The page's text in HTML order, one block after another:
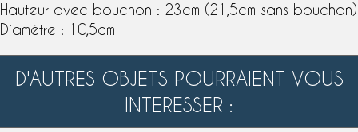
Hauteur avec bouchon : 23cm (21,5cm sans bouchon)
Diamètre : 10,5cm
D'AUTRES OBJETS POURRAIENT VOUS
INTERESSER :